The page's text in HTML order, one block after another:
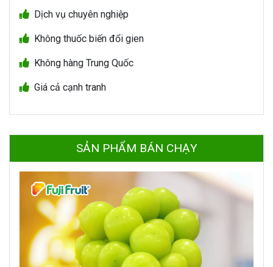
Dịch vụ chuyên nghiệp
Không thuốc biến đổi gien
Không hàng Trung Quốc
Giá cả cạnh tranh
SẢN PHẨM BÁN CHẠY